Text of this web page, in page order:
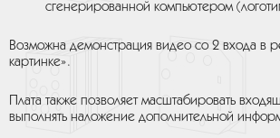
сгенерированной компьютером
Возможна демонстрация видео со 2 входа в
картинке».
Плата также позволяет масштабировать
выполнять наложение дополнительной